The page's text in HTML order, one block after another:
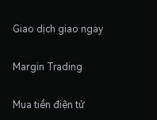
Giao dịch giao ngay
Margin Trading
Mua tiền điện tử